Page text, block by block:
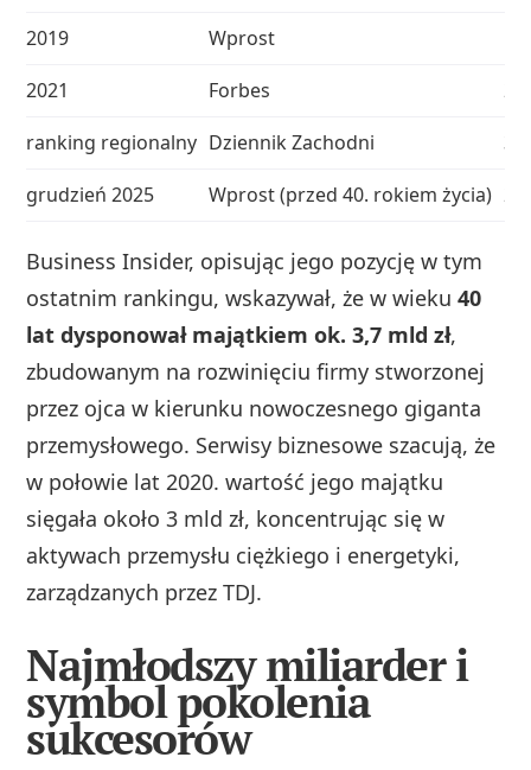
2019
Wprost
2021
Forbes
21.
ranking regionalny Dziennik Zachodni
grudzień 2025
Wprost (przed 40. rokiem życia) 2.
Business Insider, opisując jego pozycję w tym
ostatnim rankingu, wskazywał, że w wieku40
lat dysponował majątkiem ok. 3,7 mld zł,
zbudowanym na rozwinięciu firmy stworzonej
przez ojca w kierunku nowoczesnego giganta
przemysłowego. Serwisy biznesowe szacują, że
w połowie lat 2020. wartość jego majątku
sięgała około 3 mld zł, koncentrując się w
aktywach przemysłu ciężkiego i energetyki,
zarządzanych przez TDJ.
Najmłodszy miliarder i
symbol pokolenia
sukcesorów